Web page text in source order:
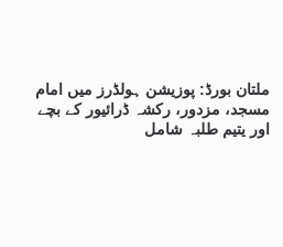
ملتان بورڈ: پوزیشن ہولڈرز میں امام
مسجد، مزدور، رکشہ ڈرائیور کے بچے
اور یتیم طلبہ شامل